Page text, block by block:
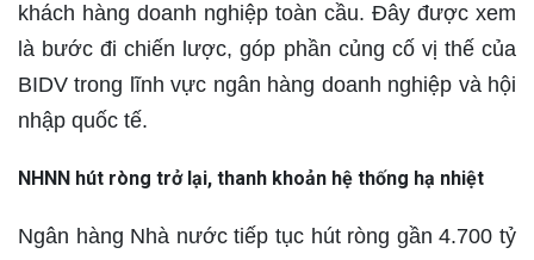
khách hàng doanh nghiệp toàn cầu. Đây được xem
là bước đi chiến lược, góp phần củng cố vị thế của
BIDV trong lĩnh vực ngân hàng doanh nghiệp và hội
nhập quốc tế.
NHNN hút ròng trở lại, thanh khoản hệ thống hạ nhiệt
Ngân hàng Nhà nước tiếp tục hút ròng gần 4.700 tỷ